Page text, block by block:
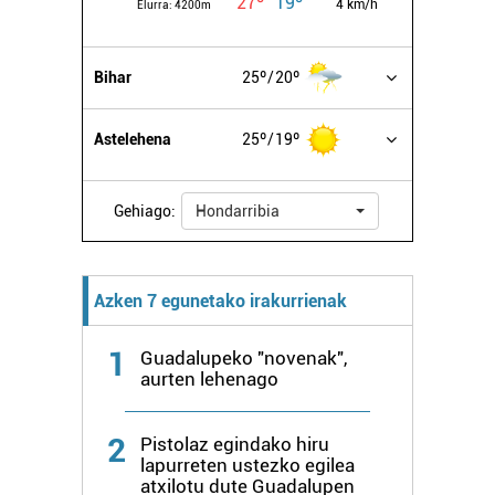
Elurra: 4200m 4 km/h
Bihar 25º 20º
Astelehena 25º 19º
Gehiago: Hondarribia
Azken 7 egunetako irakurrienak
1
Guadalupeko "novenak",
aurten lehenago
2
Pistolaz egindako hiru
lapurreten ustezko egilea
atxilotu dute Guadalupen